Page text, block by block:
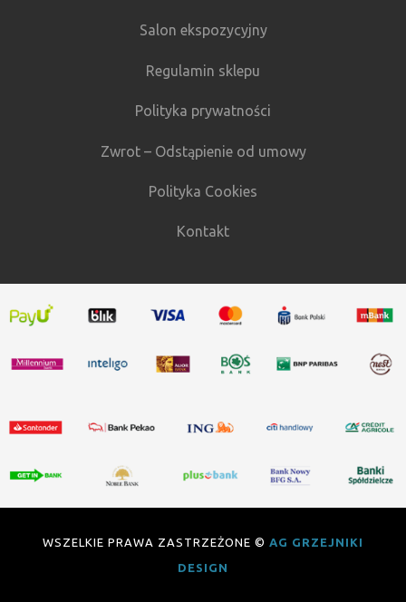
Salon ekspozycyjny
Regulamin sklepu
Polityka prywatności
Zwrot – Odstąpienie od umowy
Polityka Cookies
Kontakt
WSZELKIE PRAWA ZASTRZEŻONE © AG GRZEJNIKI
DESIGN